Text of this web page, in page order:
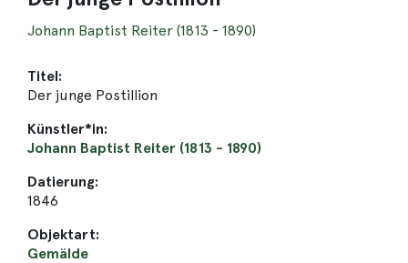
Johann Baptist Reiter (1813 - 1890)
Titel:
Der junge Postillion
Künstler*in:
Johann Baptist Reiter (1813 - 1890)
Datierung:
1846
Objektart:
Gemälde